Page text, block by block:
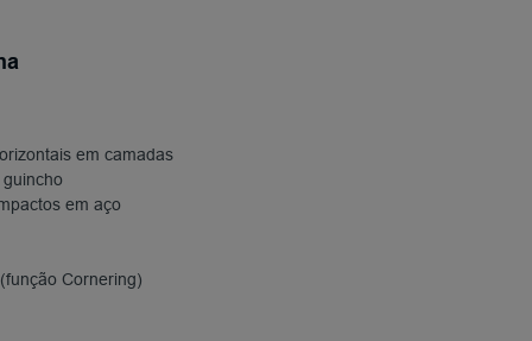
em camadas
em aço
Cornering)